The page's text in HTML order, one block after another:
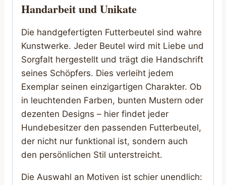
Handarbeit und Unikate
Die handgefertigten Futterbeutel sind wahre
Kunstwerke. Jeder Beutel wird mit Liebe und
Sorgfalt hergestellt und trägt die Handschrift
seines Schöpfers. Dies verleiht jedem
Exemplar seinen einzigartigen Charakter. Ob
in leuchtenden Farben, bunten Mustern oder
dezenten Designs – hier findet jeder
Hundebesitzer den passenden Futterbeutel,
der nicht nur funktional ist, sondern auch
den persönlichen Stil unterstreicht.
Die Auswahl an Motiven ist schier unendlich: